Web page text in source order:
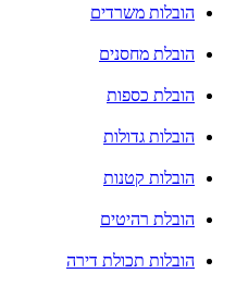
הובלות משרדים
הובלת מחסנים
הובלת כספות
הובלות גדולות
הובלות קטנות
הובלת רהיטים
הובלות תכולת דירה